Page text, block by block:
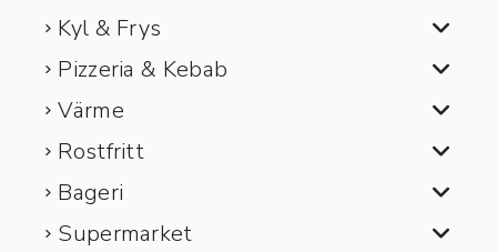
Kyl & Frys
Pizzeria & Kebab
Värme
Rostfritt
Bageri
Supermarket